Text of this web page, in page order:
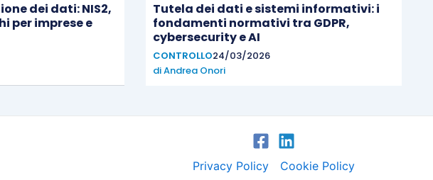
dei dati: NIS2,
per imprese e
Tutela dei dati e sistemi informativi: i
fondamenti normativi tra GDPR,
cybersecurity e AI
CONTROLLO24/03/2026
diAndrea Onori
Privacy Policy Cookie Policy